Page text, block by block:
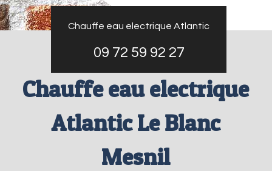
Chauffe eau electrique Atlantic
09 72 59 92 27
Chauffe eau electrique
Atlantic Le Blanc
Mesnil